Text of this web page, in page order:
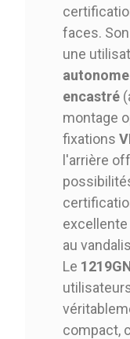
faces.
une
autonome
encastré
montage
fixations
l'arrière
au
Le
compact,